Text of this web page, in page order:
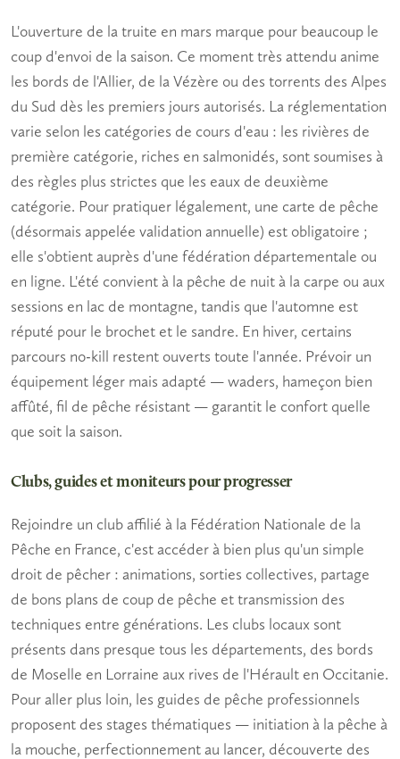
L'ouverture de la truite en mars marque pour beaucoup le
coup d'envoi de la saison. Ce moment très attendu anime
les bords de l'Allier, de la Vézère ou des torrents des Alpes
du Sud dès les premiers jours autorisés. La réglementation
varie selon les catégories de cours d'eau : les rivières de
première catégorie, riches en salmonidés, sont soumises à
des règles plus strictes que les eaux de deuxième
catégorie. Pour pratiquer légalement, une carte de pêche
(désormais appelée validation annuelle) est obligatoire ;
elle s'obtient auprès d'une fédération départementale ou
en ligne. L'été convient à la pêche de nuit à la carpe ou aux
sessions en lac de montagne, tandis que l'automne est
réputé pour le brochet et le sandre. En hiver, certains
parcours no-kill restent ouverts toute l'année. Prévoir un
équipement léger mais adapté — waders, hameçon bien
affûté, fil de pêche résistant — garantit le confort quelle
que soit la saison.
Clubs, guides et moniteurs pour progresser
Rejoindre un club affilié à la Fédération Nationale de la
Pêche en France, c'est accéder à bien plus qu'un simple
droit de pêcher : animations, sorties collectives, partage
de bons plans de coup de pêche et transmission des
techniques entre générations. Les clubs locaux sont
présents dans presque tous les départements, des bords
de Moselle en Lorraine aux rives de l'Hérault en Occitanie.
Pour aller plus loin, les guides de pêche professionnels
proposent des stages thématiques — initiation à la pêche à
la mouche, perfectionnement au lancer, découverte des